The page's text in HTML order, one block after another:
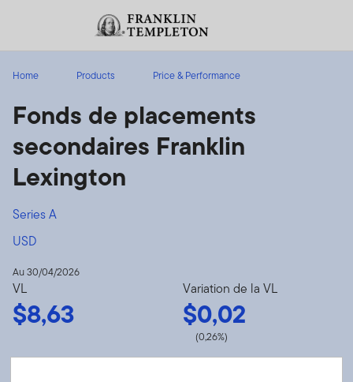
Header menu toggle
Ouverture de session
Home Products Price & Performance
Fonds de placements
secondaires Franklin
Lexington
Series A
USD
Au 30/04/2026
VL
$8,63
Variation de la VL
$0,02
(0,26%)